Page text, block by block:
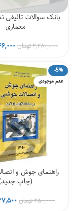
بانک سوالات تالیفی
معماری
۲,۲۸۰,۰۰۰تومانقیمت
بود.
-5%
عدم موجودی
راهنمای جوش و
(چاپ
۲۵۰,۰۰۰تومانقیمت